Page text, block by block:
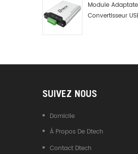
Module
Convertisseur
SUIVEZ NOUS
Domicile
À Propos De Dtech
Contact Dtech